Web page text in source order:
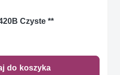
Czyste **
do koszyka